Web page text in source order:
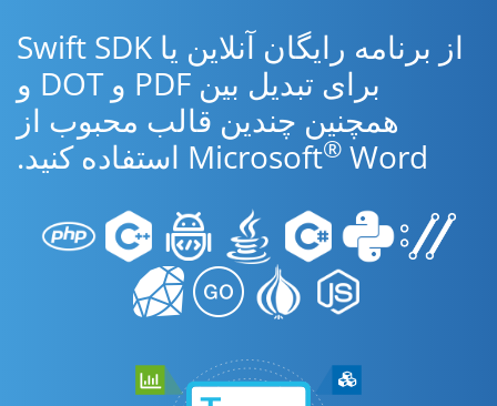
از برنامه رایگان آنلاین یا Swift SDK
برای تبدیل بین PDF و DOT و
همچنین چندین قالب محبوب از
Microsoft® Word استفاده کنید.